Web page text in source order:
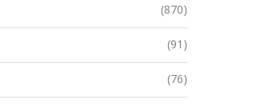
(870)
(91)
(76)